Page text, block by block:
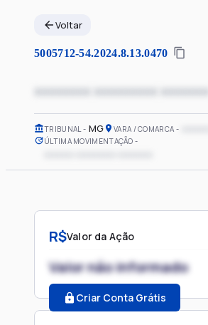
Voltar
5005712-54.2024.8.13.0470
xxxxxxxx xxxxxxxxx xxxxxxx
TRIBUNAL MG VARA / COMARCA
ÚLTIMA MOVIMENTAÇÃO
R$Valor da Ação
Valor não informado
Criar Conta Grátis